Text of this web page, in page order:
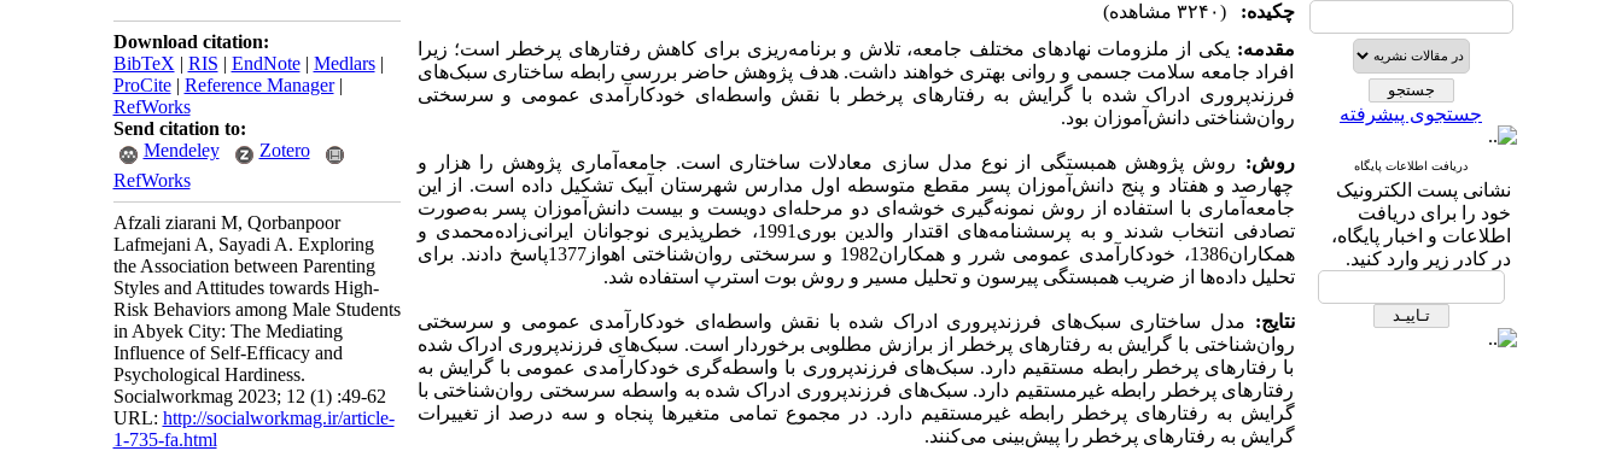
جستجوی پیشرفته
دریافت اطلاعات پایگاه
نشانی پست الکترونیک
خود را برای دریافت
اطلاعات و اخبار پایگاه،
در کادر زیر وارد کنید.
چکیده:
(۳۲۴۰ مشاهده)
مقدمه: یکی از ملزومات نهاد‌های مختلف جامعه، تلاش و برنامه‌ریزی برای کاهش رفتارهای پرخطر است؛ زیرا
افراد جامعه سلامت جسمی و روانی بهتری خواهند داشت. هدف پژوهش حاضر بررسی رابطه‌ ساختاری سبک‌های
فرزندپروری ادراک شده با گرایش به رفتارهای پرخطر با نقش واسطه‌ای خودکارآمدی عمومی و سرسختی
روان‌شناختی دانش‌آموزان بود.
روش: روش پژوهش همبستگی از نوع مدل سازی معادلات ساختاری است. جامعه‌آماری پژوهش را هزار و
چهارصد و هفتاد و پنج دانش‌آموزان پسر مقطع متوسطه اول مدارس شهرستان آبیک تشکیل داده است. از این
جامعه‌آماری با استفاده از روش نمونه‌گیری خوشه‌ای دو مرحله‌ای دویست و بیست دانش‌آموزان پسر به‌صورت
تصادفی انتخاب شدند و به پرسشنامه‌های اقتدار والدین بوری1991، خطرپذیری نوجوانان ایرانی‌زاده‌محمدی و
همکاران1386، خودکارآمدی عمومی شرر و همکاران1982 و سرسختی روان‌شناختی اهواز1377پاسخ دادند. برای
تحلیل داده‌ها از ضریب همبستگی پیرسون و تحلیل مسیر و روش بوت استرپ استفاده شد.
نتایج: مدل ساختاری سبک‌های فرزندپروری ادراک شده با نقش واسطه‌ای خودکارآمدی عمومی و سرسختی
روان‌شناختی با گرایش به رفتارهای پرخطر از برازش مطلوبی برخوردار است. سبک‌های فرزندپروری ادراک شده
با رفتارهای پرخطر رابطه مستقیم دارد. سبک‌های فرزندپروری با واسطه‌گری خودکارآمدی عمومی با گرایش به
رفتارهای پرخطر رابطه غیرمستقیم دارد. سبک‌های فرزندپروری ادراک شده به واسطه سرسختی روان‌شناختی با
گرایش به رفتارهای پرخطر رابطه غیرمستقیم دارد. در مجموع تمامی متغیرها پنجاه و سه درصد از تغییرات
گرایش به رفتارهای پرخطر را پیش‌بینی می‌کنند.
Download citation:
BibTeX | RIS | EndNote| Medlars|
ProCite| Reference Manager|
RefWorks
Send citation to:
Mendeley
Zotero
RefWorks
Afzali ziarani M, Qorbanpoor
Lafmejani A, Sayadi A. Exploring
the Association between Parenting
Styles and Attitudes towards High-
Risk Behaviors among Male Students
in Abyek City: The Mediating
Influence of Self-Efficacy and
Psychological Hardiness.
Socialworkmag 2023; 12 (1) :49-62
URL: http://socialworkmag.ir/article-
1-735-fa.html